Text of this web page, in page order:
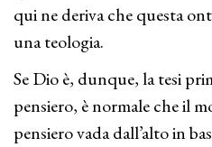
qui ne deriva che questa
una teologia.
Se Dio è, dunque, la tesi
pensiero, è normale che il
pensiero vada dall’alto in